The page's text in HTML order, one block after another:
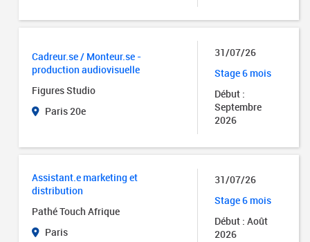
Cadreur.se / Monteur.se -
production audiovisuelle
Figures Studio
Paris 20e
31/07/26
Stage 6 mois
Début :
Septembre
2026
Assistant.e marketing et
distribution
Pathé Touch Afrique
Paris
31/07/26
Stage 6 mois
Début : Août
2026